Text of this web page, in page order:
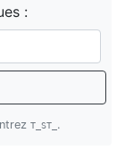
:
T_ST_ .